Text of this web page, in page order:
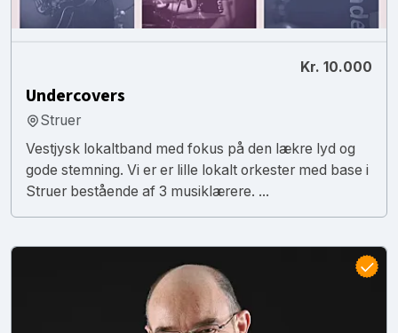
Kr. 10.000
Undercovers
Struer
Vestjysk lokaltband med fokus på den lækre lyd og
gode stemning. Vi er er lille lokalt orkester med base i
Struer bestående af 3 musiklærere. ...